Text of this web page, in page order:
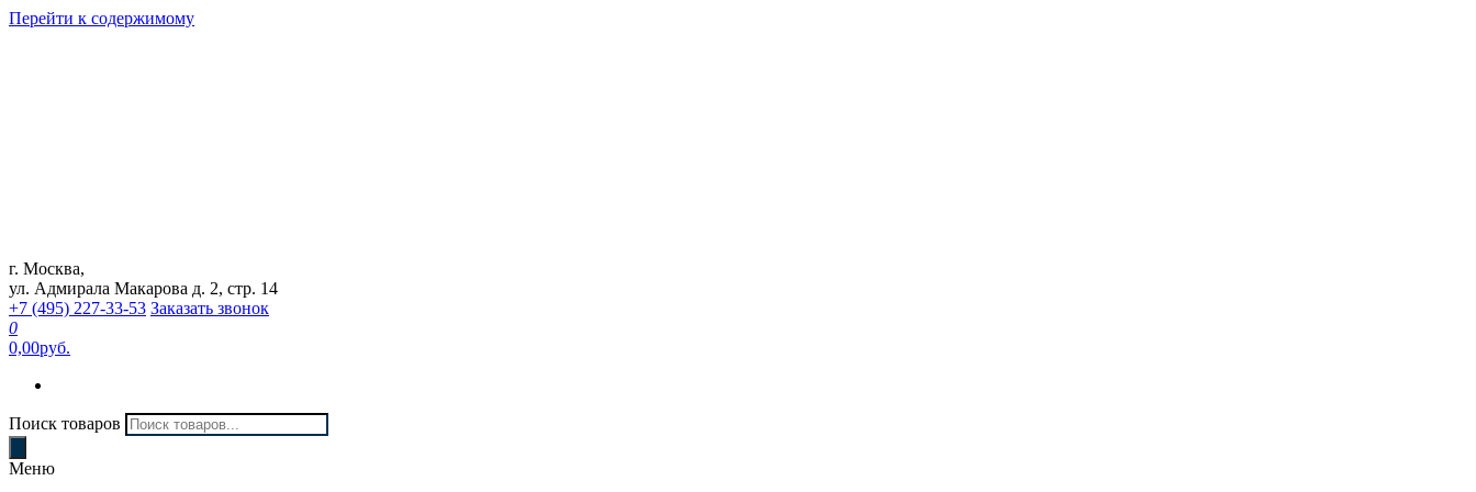
Перейти к содержимому
Интернет магазин "Can Auto"
г. Москва,
ул. Адмирала Макарова д. 2, стр. 14
+7 (495) 227-33-53 Заказать звонок
0
0,00руб.
Поиск товаров
Меню